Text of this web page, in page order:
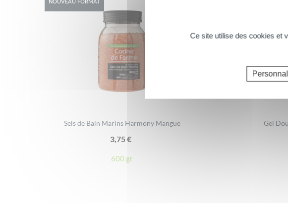
NOUVEAU FORMAT
Sels de Bain Marins Harmony Mangue
3,75€
600 gr
Gel
Ce site utilise des cookies et